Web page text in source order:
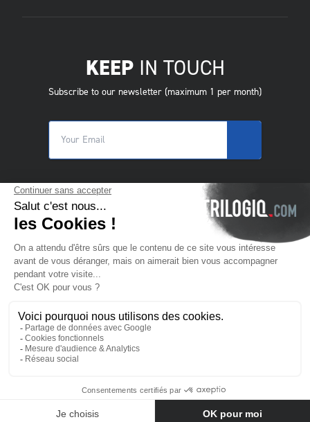
KEEPIN TOUCH
Subscribe to our newsletter (maximum 1 per month)
© 2025 Trilogiq SA.
NL- Nederlands
Neem contact met ons op